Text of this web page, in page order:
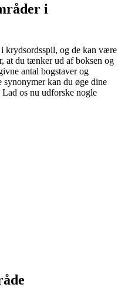
i
krydsordsspil, og de kan være
at du tænker ud af boksen og
antal bogstaver og
synonymer kan du øge dine
os nu udforske nogle